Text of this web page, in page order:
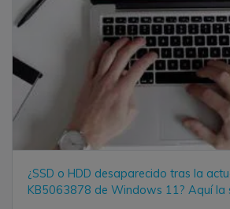
¿SSD o HDD desaparecido tras la
KB5063878 de Windows 11? Aquí la